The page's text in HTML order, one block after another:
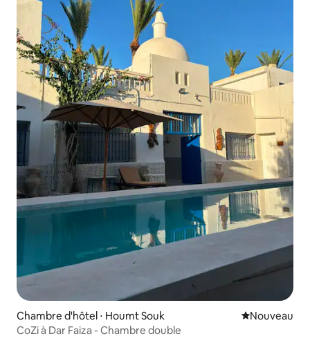
Chambre d'hôtel ⋅ Houmt Souk Nouvel
Nouveau
CoZi à Dar Faiza - Chambre double